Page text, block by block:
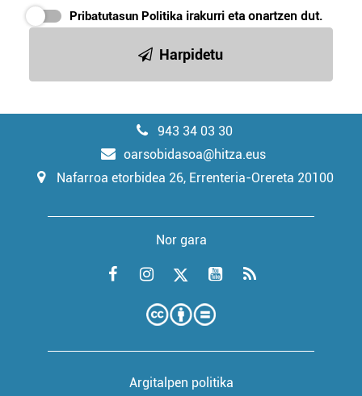
Pribatutasun Politika irakurri eta onartzen dut.
Harpidetu
943 34 03 30
oarsobidasoa@hitza.eus
Nafarroa etorbidea 26, Errenteria-Orereta 20100
Nor gara
Argitalpen politika